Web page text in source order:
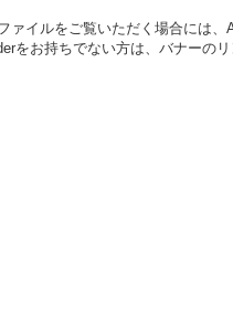
ァイルをご覧いただく場合には、
をお持ちでない方は、バナーの